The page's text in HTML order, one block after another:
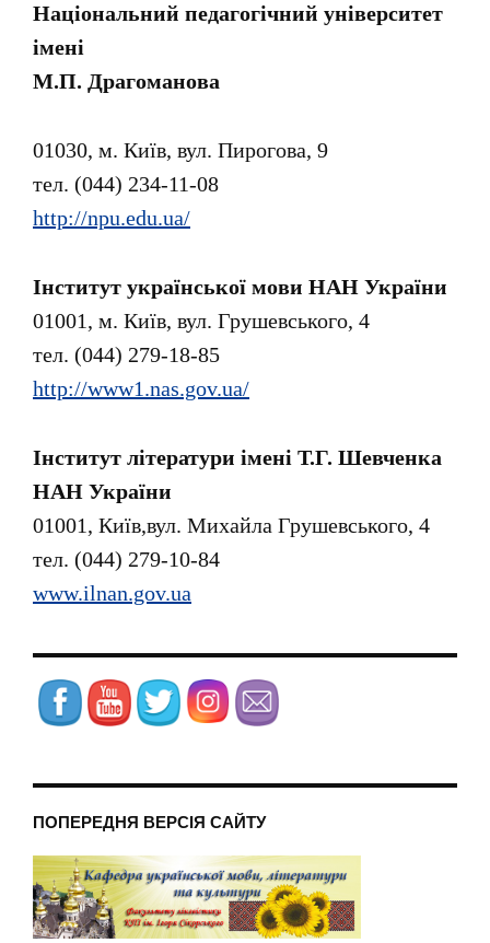
Національний педагогічний університет
імені
М.П. Драгоманова
01030, м. Київ, вул. Пирогова, 9
тел. (044) 234-11-08
http://npu.edu.ua/
Інститут української мови НАН України
01001, м. Київ, вул. Грушевського, 4
тел. (044) 279-18-85
http://www1.nas.gov.ua/
Інститут літератури імені Т.Г. Шевченка
НАН України
01001, Київ,вул. Михайла Грушевського, 4
тел. (044) 279-10-84
www.ilnan.gov.ua
ПОПЕРЕДНЯ ВЕРСІЯ САЙТУ